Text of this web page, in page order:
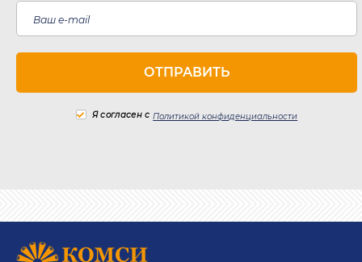
Я согласен с Политикой конфиденциальности